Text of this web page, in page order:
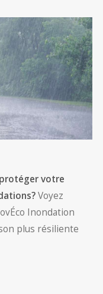
votre
Voyez
Inondation
plus résiliente